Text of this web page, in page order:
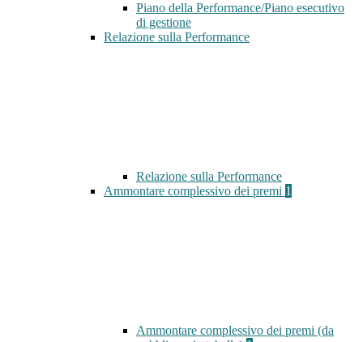
Piano della Performance/Piano esecutivo
di gestione
Relazione sulla Performance
Relazione sulla Performance
Ammontare complessivo dei premi 1
Ammontare complessivo dei premi (da